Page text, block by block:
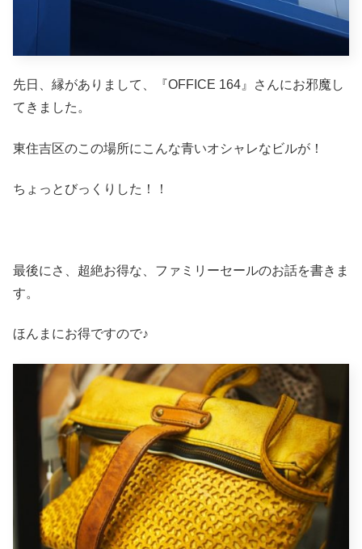
先日、縁がありまして、『OFFICE 164』さんにお邪魔し
てきました。
東住吉区のこの場所にこんな青いオシャレなビルが！
ちょっとびっくりした！！
最後にさ、超絶お得な、ファミリーセールのお話を書きま
す。
ほんまにお得ですので♪